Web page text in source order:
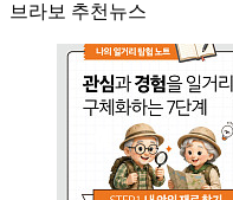
브라보 추천뉴스